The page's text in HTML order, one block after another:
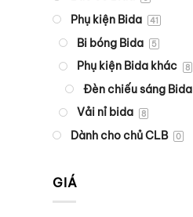
Phụ kiện Bida 41
Bi bóng Bida 5
Phụ kiện Bida khác 8
Đèn chiếu sáng Bida
Vải nỉ bida 8
Dành cho chủ CLB 0
GIÁ